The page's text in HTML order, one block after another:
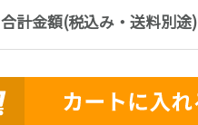
合計金額(税込み・送料別途)